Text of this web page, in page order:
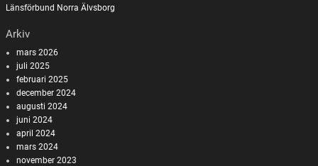
Länsförbund Norra Älvsborg
Arkiv
mars 2026
juli 2025
februari 2025
december 2024
augusti 2024
juni 2024
april 2024
mars 2024
november 2023